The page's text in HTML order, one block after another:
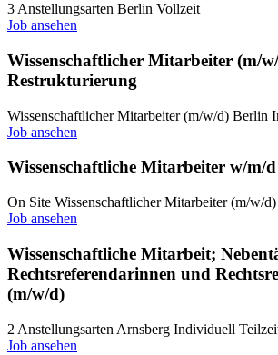
3 Anstellungsarten Berlin Vollzeit
Job ansehen
Wissenschaftlicher Mitarbeiter (m/
Restrukturierung
Wissenschaftlicher Mitarbeiter (m/w/d) Berlin
Job ansehen
Wissenschaftliche Mitarbeiter w/m/
On Site Wissenschaftlicher Mitarbeiter (m/w/d)
Job ansehen
Wissenschaftliche Mitarbeit;
Rechtsreferendarinnen und
(m/w/d)
2 Anstellungsarten Arnsberg Individuell
Job ansehen